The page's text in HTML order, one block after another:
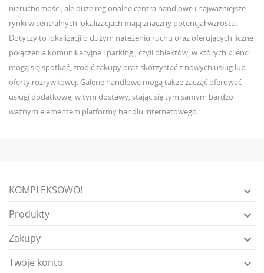
nieruchomości, ale duże regionalne centra handlowe i najważniejsze
rynki w centralnych lokalizacjach mają znaczny potencjał wzrostu.
Dotyczy to lokalizacji o dużym natężeniu ruchu oraz oferujących liczne
połączenia komunikacyjne i parkingi, czyli obiektów, w których klienci
mogą się spotkać, zrobić zakupy oraz skorzystać z nowych usług lub
oferty rozrywkowej. Galerie handlowe mogą także zacząć oferować
usługi dodatkowe, w tym dostawy, stając się tym samym bardzo
ważnym elementem platformy handlu internetowego.
KOMPLEKSOWO! 
Produkty 
Zakupy 
Twoje konto 